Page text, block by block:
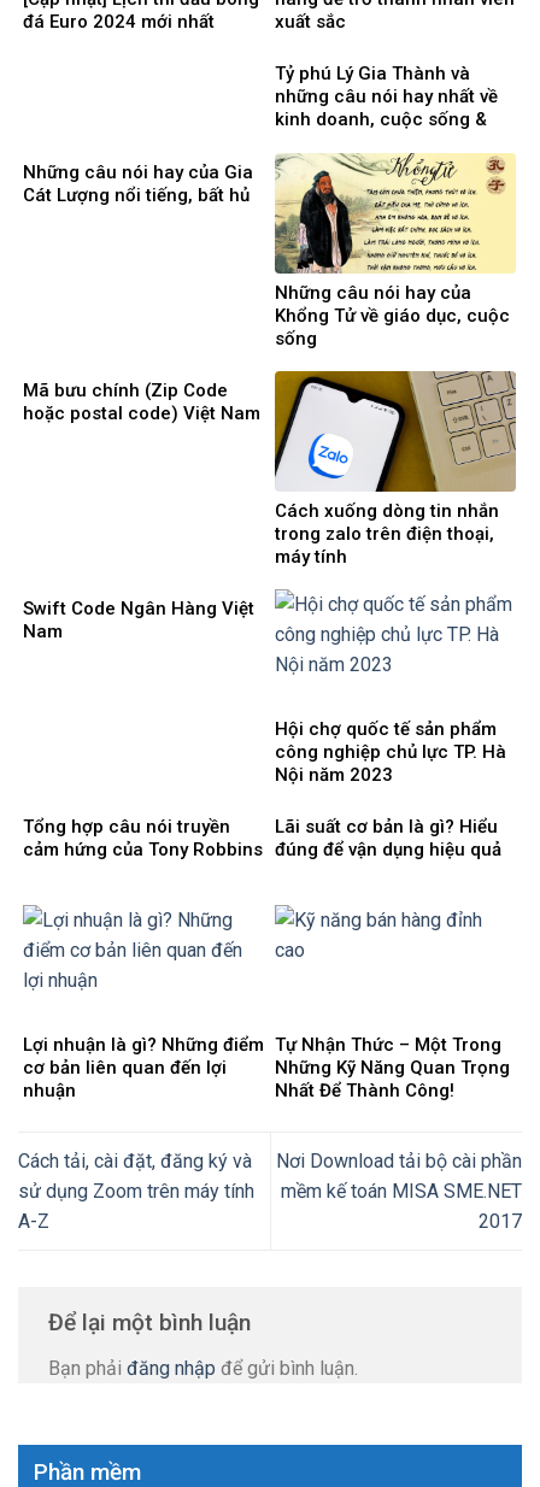
đá Euro 2024 mới nhất
xuất sắc
Tỷ phú Lý Gia Thành và
những câu nói hay nhất về
kinh doanh, cuộc sống &
Những câu nói hay của Gia
Cát Lượng nổi tiếng, bất hủ
Những câu nói hay của
Khổng Tử về giáo dục, cuộc
sống
Mã bưu chính (Zip Code
hoặc postal code) Việt Nam
Cách xuống dòng tin nhắn
trong zalo trên điện thoại,
máy tính
Swift Code Ngân Hàng Việt
Nam
Hội chợ quốc tế sản phẩm
công nghiệp chủ lực TP. Hà
Nội năm 2023
Tổng hợp câu nói truyền
cảm hứng của Tony Robbins
Lãi suất cơ bản là gì? Hiểu
đúng để vận dụng hiệu quả
Lợi nhuận là gì? Những điểm
cơ bản liên quan đến lợi
nhuận
Tự Nhận Thức – Một Trong
Những Kỹ Năng Quan Trọng
Nhất Để Thành Công!
Cách tải, cài đặt, đăng ký và
sử dụng Zoom trên máy tính
A-Z
Nơi Download tải bộ cài phần
mềm kế toán MISA SME.NET
2017
Để lại một bình luận
Bạn phải đăng nhập để gửi bình luận.
Phần mềm